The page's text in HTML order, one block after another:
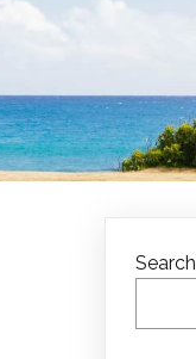
Search